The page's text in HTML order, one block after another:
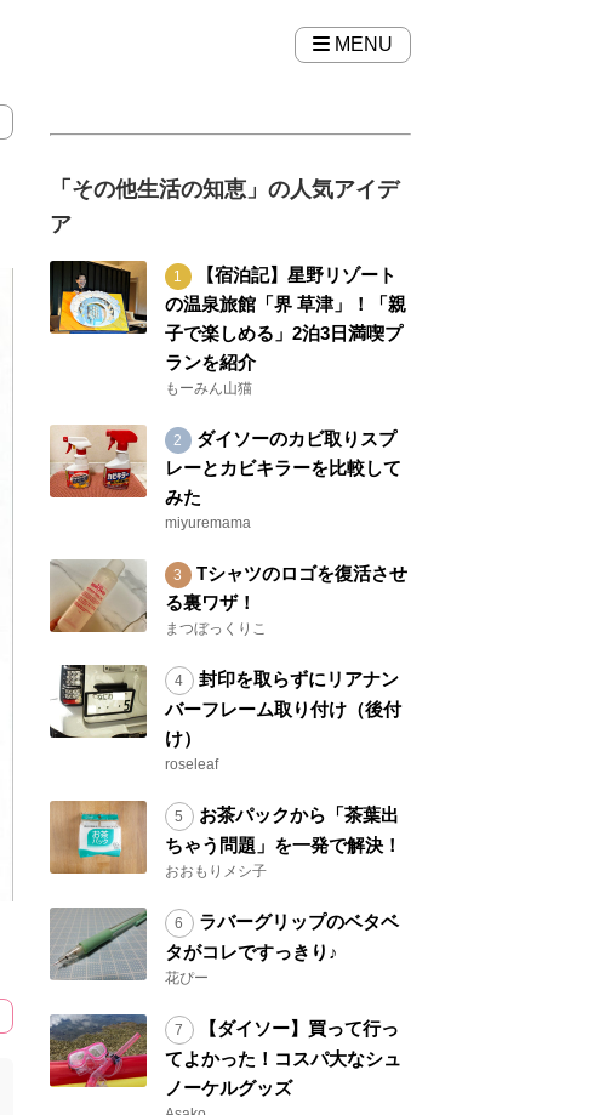
MENU
「その他生活の知恵」の人気アイデ
ア
【宿泊記】星野リゾート
の温泉旅館「界 草津」！「親
子で楽しめる」2泊3日満喫プ
ランを紹介
もーみん山猫
ダイソーのカビ取りスプ
レーとカビキラーを比較して
みた
miyuremama
Tシャツのロゴを復活させ
る裏ワザ！
まつぼっくりこ
封印を取らずにリアナン
バーフレーム取り付け（後付
け）
roseleaf
お茶パックから「茶葉出
ちゃう問題」を一発で解決！
おおもりメシ子
ラバーグリップのベタベ
タがコレですっきり♪
花ぴー
【ダイソー】買って行っ
てよかった！コスパ大なシュ
ノーケルグッズ